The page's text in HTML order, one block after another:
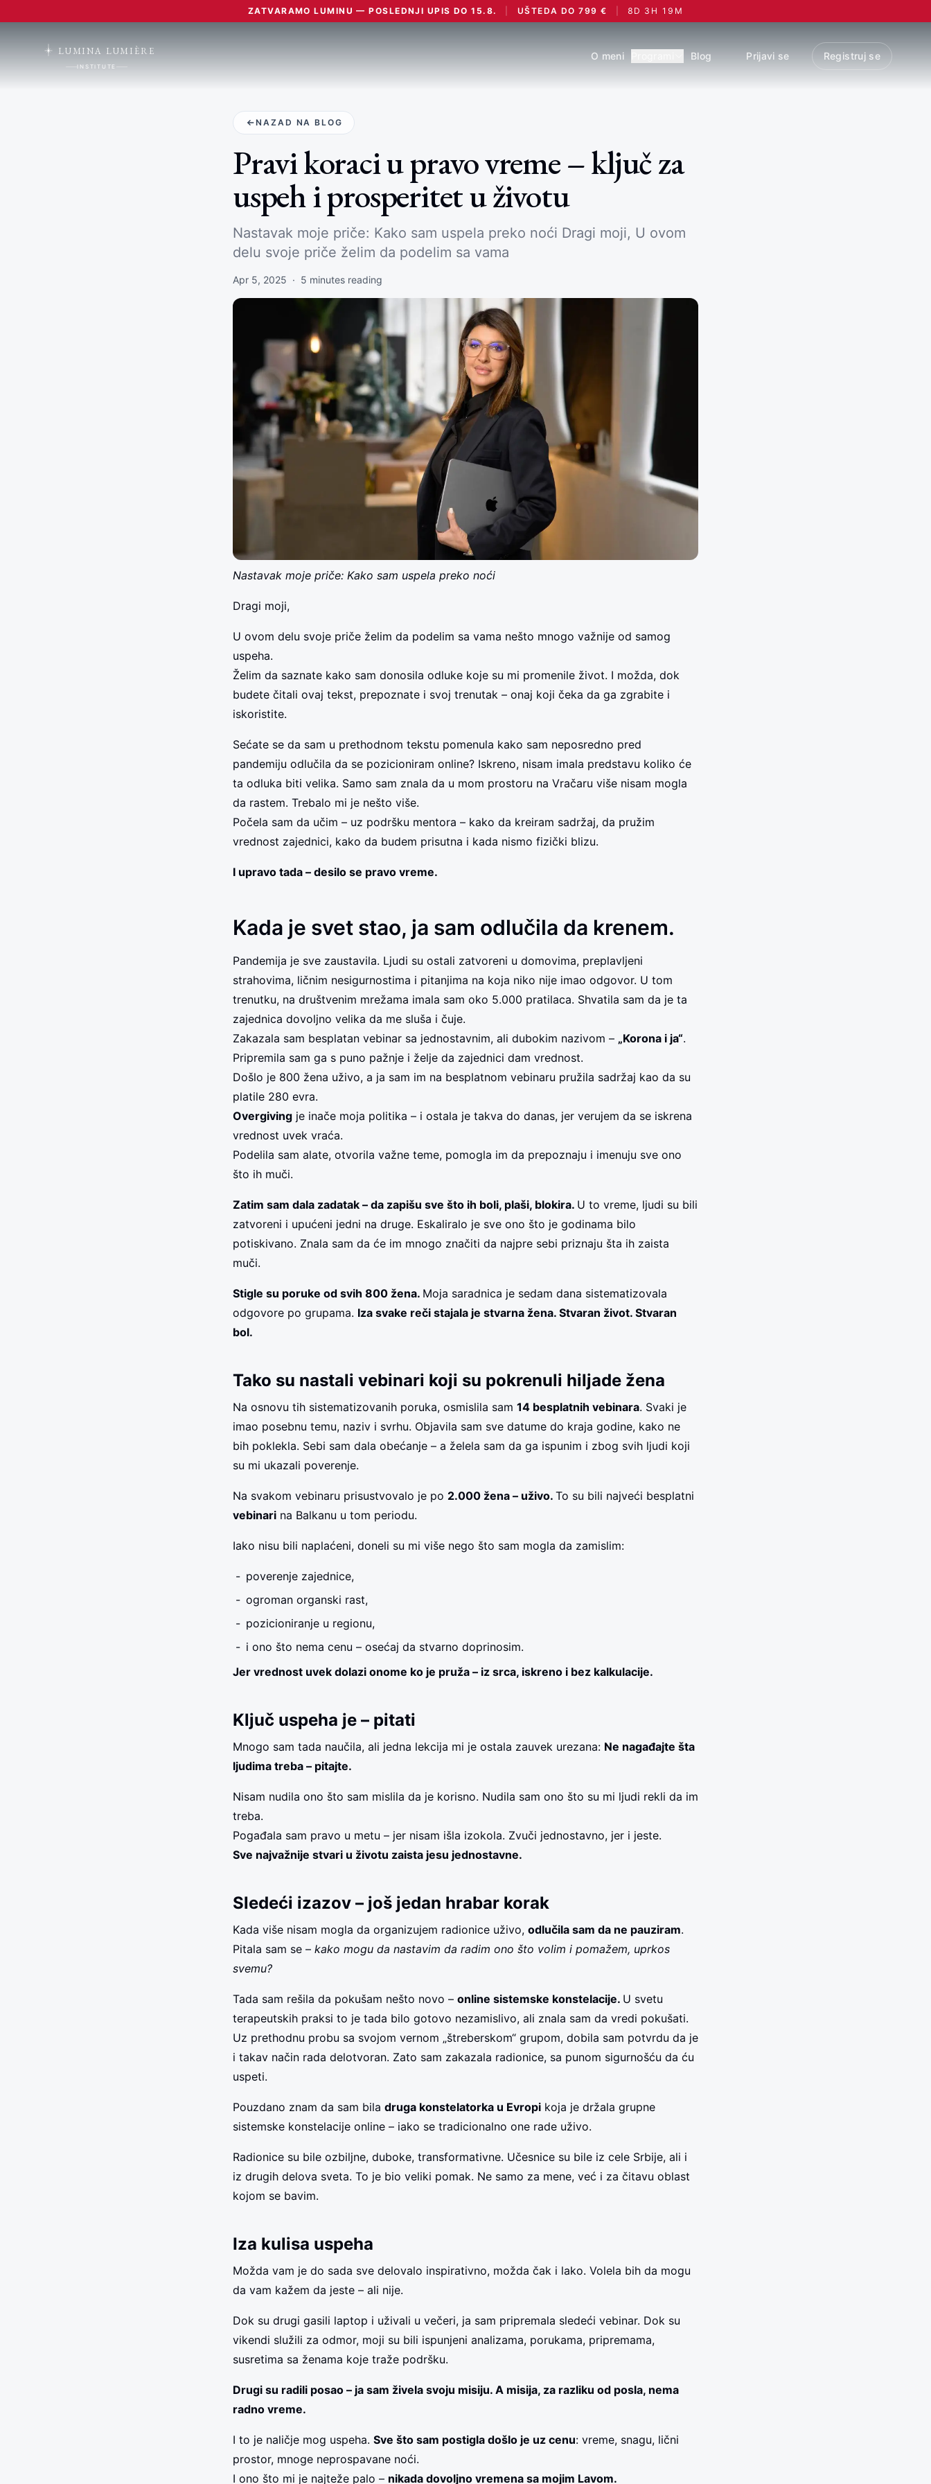
ZATVARAMO LUMINU — POSLEDNJI UPIS DO 15.8. UŠTEDA DO799 € 8 D 3 H 19 M
LUMINA LUMIÈRE
INSTITUTE
O meni Blog Prijavi se Registruj se
NAZAD NA BLOG
Pravi koraci u pravo vreme – ključ za
uspeh i prosperitet u životu
Nastavak moje priče: Kako sam uspela preko noći Dragi moji, U ovom
delu svoje priče želim da podelim sa vama
Apr 5, 2025 · 5 minutes reading
Nastavak moje priče: Kako sam uspela preko noći
Dragi moji,
U ovom delu svoje priče želim da podelim sa vama nešto mnogo važnije od samog
uspeha.
Želim da saznate kako sam donosila odluke koje su mi promenile život. I možda, dok
budete čitali ovaj tekst, prepoznate i svoj trenutak – onaj koji čeka da ga zgrabite i
iskoristite.
Sećate se da sam u prethodnom tekstu pomenula kako sam neposredno pred
pandemiju odlučila da se pozicioniram online? Iskreno, nisam imala predstavu koliko će
ta odluka biti velika. Samo sam znala da u mom prostoru na Vračaru više nisam mogla
da rastem. Trebalo mi je nešto više.
Počela sam da učim – uz podršku mentora – kako da kreiram sadržaj, da pružim
vrednost zajednici, kako da budem prisutna i kada nismo fizički blizu.
I upravo tada – desilo se pravo vreme.
Kada je svet stao, ja sam odlučila da krenem.
Pandemija je sve zaustavila. Ljudi su ostali zatvoreni u domovima, preplavljeni
strahovima, ličnim nesigurnostima i pitanjima na koja niko nije imao odgovor. U tom
trenutku, na društvenim mrežama imala sam oko 5.000 pratilaca. Shvatila sam da je ta
zajednica dovoljno velika da me sluša i čuje.
Zakazala sam besplatan vebinar sa jednostavnim, ali dubokim nazivom – „Korona i ja“.
Pripremila sam ga s puno pažnje i želje da zajednici dam vrednost.
Došlo je 800 žena uživo, a ja sam im na besplatnom vebinaru pružila sadržaj kao da su
platile 280 evra.
Overgiving je inače moja politika – i ostala je takva do danas, jer verujem da se iskrena
vrednost uvek vraća.
Podelila sam alate, otvorila važne teme, pomogla im da prepoznaju i imenuju sve ono
što ih muči.
Zatim sam dala zadatak – da zapišu sve što ih boli, plaši, blokira. U to vreme, ljudi su bili
zatvoreni i upućeni jedni na druge. Eskaliralo je sve ono što je godinama bilo
potiskivano. Znala sam da će im mnogo značiti da najpre sebi priznaju šta ih zaista
muči.
Stigle su poruke od svih 800 žena. Moja saradnica je sedam dana sistematizovala
odgovore po grupama. Iza svake reči stajala je stvarna žena. Stvaran život. Stvaran
bol.
Tako su nastali vebinari koji su pokrenuli hiljade žena
Na osnovu tih sistematizovanih poruka, osmislila sam 14 besplatnih vebinara. Svaki je
imao posebnu temu, naziv i svrhu. Objavila sam sve datume do kraja godine, kako ne
bih poklekla. Sebi sam dala obećanje – a želela sam da ga ispunim i zbog svih ljudi koji
su mi ukazali poverenje.
Na svakom vebinaru prisustvovalo je po 2.000 žena – uživo. To su bili najveći besplatni
vebinari na Balkanu u tom periodu.
Iako nisu bili naplaćeni, doneli su mi više nego što sam mogla da zamislim:
poverenje zajednice,
ogroman organski rast,
pozicioniranje u regionu,
i ono što nema cenu – osećaj da stvarno doprinosim.
Jer vrednost uvek dolazi onome ko je pruža – iz srca, iskreno i bez kalkulacije.
Ključ uspeha je – pitati
Mnogo sam tada naučila, ali jedna lekcija mi je ostala zauvek urezana: Ne nagađajte šta
ljudima treba – pitajte.
Nisam nudila ono što sam mislila da je korisno. Nudila sam ono što su mi ljudi rekli da im
treba.
Pogađala sam pravo u metu – jer nisam išla izokola. Zvuči jednostavno, jer i jeste.
Sve najvažnije stvari u životu zaista jesu jednostavne.
Sledeći izazov – još jedan hrabar korak
Kada više nisam mogla da organizujem radionice uživo, odlučila sam da ne pauziram.
Pitala sam se – kako mogu da nastavim da radim ono što volim i pomažem, uprkos
svemu?
Tada sam rešila da pokušam nešto novo – online sistemske konstelacije. U svetu
terapeutskih praksi to je tada bilo gotovo nezamislivo, ali znala sam da vredi pokušati.
Uz prethodnu probu sa svojom vernom „štreberskom“ grupom, dobila sam potvrdu da je
i takav način rada delotvoran. Zato sam zakazala radionice, sa punom sigurnošću da ću
uspeti.
Pouzdano znam da sam bila druga konstelatorka u Evropi koja je držala grupne
sistemske konstelacije online – iako se tradicionalno one rade uživo.
Radionice su bile ozbiljne, duboke, transformativne. Učesnice su bile iz cele Srbije, ali i
iz drugih delova sveta. To je bio veliki pomak. Ne samo za mene, već i za čitavu oblast
kojom se bavim.
Iza kulisa uspeha
Možda vam je do sada sve delovalo inspirativno, možda čak i lako. Volela bih da mogu
da vam kažem da jeste – ali nije.
Dok su drugi gasili laptop i uživali u večeri, ja sam pripremala sledeći vebinar. Dok su
vikendi služili za odmor, moji su bili ispunjeni analizama, porukama, pripremama,
susretima sa ženama koje traže podršku.
Drugi su radili posao – ja sam živela svoju misiju. A misija, za razliku od posla, nema
radno vreme.
I to je naličje mog uspeha. Sve što sam postigla došlo je uz cenu: vreme, snagu, lični
prostor, mnoge neprospavane noći.
I ono što mi je najteže palo – nikada dovoljno vremena sa mojim Lavom.